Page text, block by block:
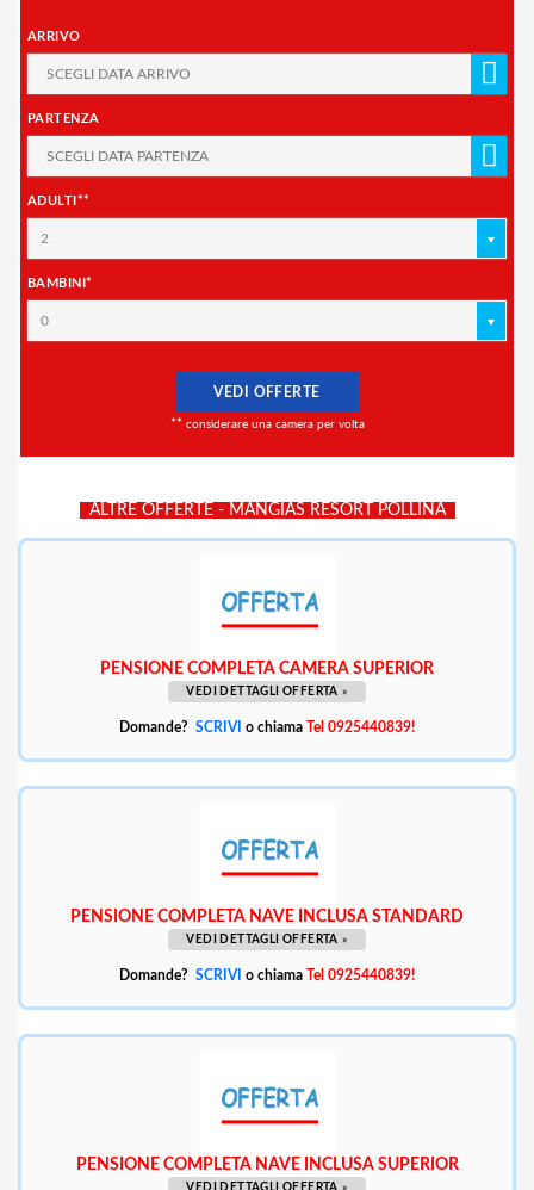
ARRIVO
PARTENZA
ADULTI**
2
BAMBINI*
0
VEDI OFFERTE
** considerare una camera per volta
ALTRE OFFERTE - MANGIAS RESORT POLLINA
PENSIONE COMPLETA CAMERA SUPERIOR
VEDI DETTAGLI OFFERTA »
Domande? SCRIVI o chiama Tel 0925440839!
PENSIONE COMPLETA NAVE INCLUSA STANDARD
VEDI DETTAGLI OFFERTA »
Domande? SCRIVI o chiama Tel 0925440839!
PENSIONE COMPLETA NAVE INCLUSA SUPERIOR
VEDI DETTAGLI OFFERTA »